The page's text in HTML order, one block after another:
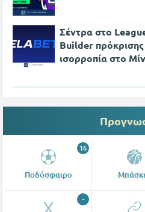
Σέντρα στο
Builder πρόκρισης
ισορροπία στο
Ποδόσφαιρο
16
-